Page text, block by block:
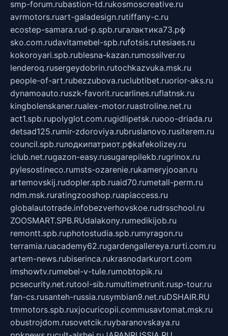
smp-forum.rubastion-td.rukosmoscreative.ru
avrmotors.ruart-galadesign.rutiffany-c.ru
ecostep-samara.rud-p.spb.ruгалактика73.рф
sko.com.rudavitamebel-spb.rufotsis.rutesiaes.ru
kokoroyari.spb.rublesna-kazan.rumossilver.ru
lenderoq.rusergeydobrin.rutochkazvuka.msk.ru
people-of-art.rubezzubova.ruclubtibet.ruorior-aks.ru
dynamoauto.ruszk-favorit.rucarlines.ruflatnsk.ru
kingbolenskaner.rualex-motor.ruastroline.net.ru
act1.spb.rupolyglot.com.rugidlipetsk.ruooo-driada.ru
detsad125.rumir-zdoroviya.rubruslanovo.rusiterem.ru
council.spb.ruлодкипатриот.рфkafekolizey.ru
iclub.net.rugazon-easy.rusugarepilekb.rugrinox.ru
pylesostineco.rumsts-ozarenie.rukameryjooan.ru
artemovskij.rudopler.spb.ruaid70.rumetall-perm.ru
ndm.msk.ruratingzooshop.ruapiaccess.ru
globalautotrade.infobezverhovskoe.rudrsschool.ru
ZOOSMART.SPB.RUdalakony.rumedikijob.ru
remontt.spb.ruphotostudia.spb.rumyragon.ru
terramia.ruacademy62.rugardengallereya.rurti.com.ru
artem-news.rubiserinca.rukrasnodarkurort.com
imshowtv.rumebel-v-tule.rumobtopik.ru
pcsecurity.net.rutool-sib.rumultimetrunit.rusp-tour.ru
fan-cs.rusanteh-russia.rusymbian9.net.ruDSHAIR.RU
tmmotors.spb.ruxjocuricopii.commusavtomat.msk.ru
obustrojdom.rusovetcik.ruybaranovskaya.ru